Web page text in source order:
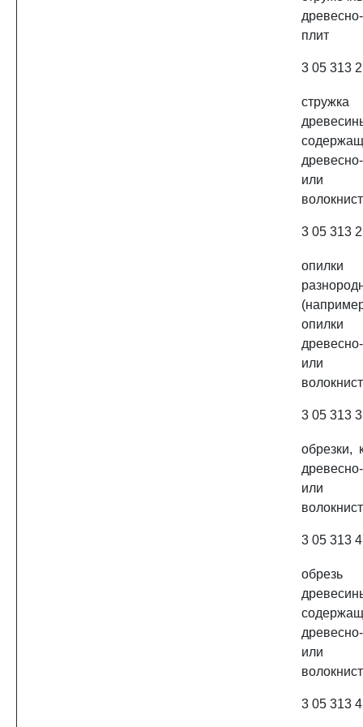
плит
3 05 313
или
3 05 313
или
3 05 313
обрезки,
или
3 05 313
обрезь
или
3 05 313